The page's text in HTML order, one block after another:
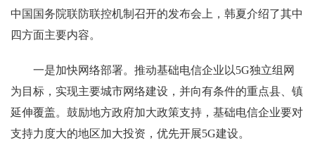
中国国务院联防联控机制召开的发布会上，韩夏介绍了其中
四方面主要内容。
一是加快网络部署。推动基础电信企业以5G独立组网
为目标，实现主要城市网络建设，并向有条件的重点县、镇
延伸覆盖。鼓励地方政府加大政策支持，基础电信企业要对
支持力度大的地区加大投资，优先开展5G建设。